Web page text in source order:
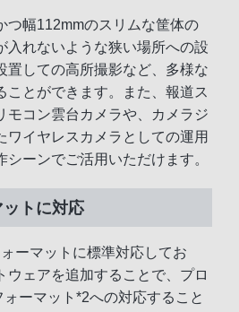
つ幅112mmのスリムな筐体の
入れないような狭い場所への設
置しての高所撮影など、多様な
ことができます。また、報道ス
モコン雲台カメラや、カメラジ
ワイヤレスカメラとしての運用
ーンでご活用いただけます。
トに対応
ーマットに標準対応してお
ウェアを追加することで、プロ
ーマット*2への対応すること